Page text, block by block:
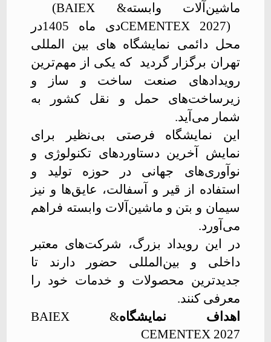
ماشین‌آلات وابسته(BAIEX &
CEMENTEX 2027)
دی ماه 1405در
محل دائمی نمایشگاه های بین المللی
تهران برگزار گردید که یکی از مهم‌ترین
رویدادهای صنعت ساخت و ساز و
زیرساخت‌های حمل و نقل کشور به
شمار می‌آید.
این نمایشگاه فرصتی بی‌نظیر برای
نمایش آخرین دستاوردهای تکنولوژی و
نوآوری‌های جهانی در حوزه تولید و
استفاده از قیر و آسفالت، عایق‌ها و نیز
سیمان و بتن و ماشین‌آلات وابسته فراهم
می‌آورد.
در این رویداد بزرگ، شرکت‌های معتبر
داخلی و بین‌المللی حضور دارند تا
جدیدترین محصولات و خدمات خود را
معرفی کنند.
اهداف نمایشگاهBAIEX &
CEMENTEX 2027